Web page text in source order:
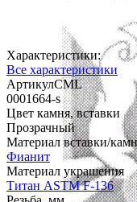
Характеристики:
Все характеристики
АртикулCML
0001664-s
Цвет камня, вставки
Прозрачный
Материал вставки/
Фианит
Материал украшения
Титан ASTM F-136